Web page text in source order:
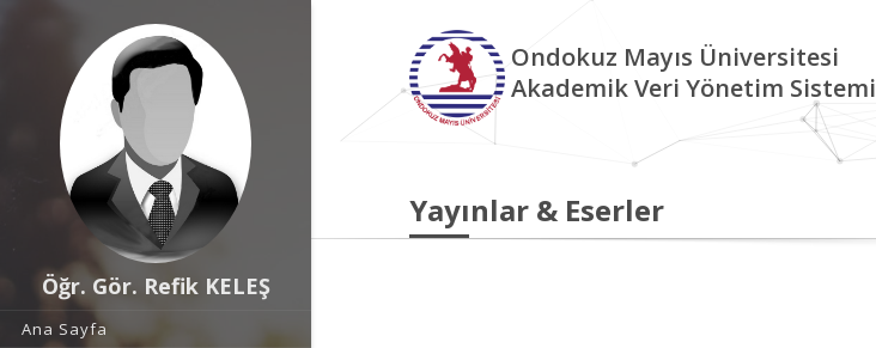
Öğr. Gör. Refik KELEŞ
Ana Sayfa
Ondokuz Mayıs Üniversitesi
Akademik Veri Yönetim Sistemi
Yayınlar & Eserler